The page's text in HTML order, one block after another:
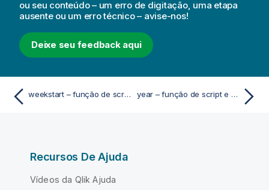
ou seu conteúdo – um erro de digitação, uma etapa
ausente ou um erro técnico – avise-nos!
Deixe seu feedback aqui
weekstart – função de script e gráfico year – função de script e gráfico
Recursos De Ajuda
Vídeos da Qlik Ajuda